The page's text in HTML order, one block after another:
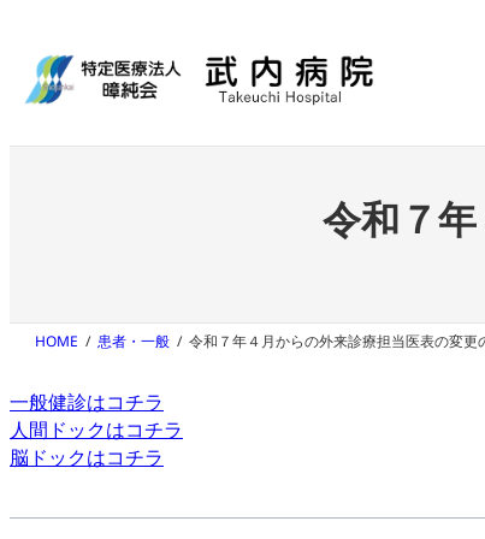
ス
初めて受診され
入院される方
ご挨拶 病
総合内科／健診
脳神経内科・外科
令和７
HOME 患者・一般 令和７年４月からの外来診療担当医表の変更
一般健診はコチラ
人間ドックはコチラ
脳ドックはコチラ